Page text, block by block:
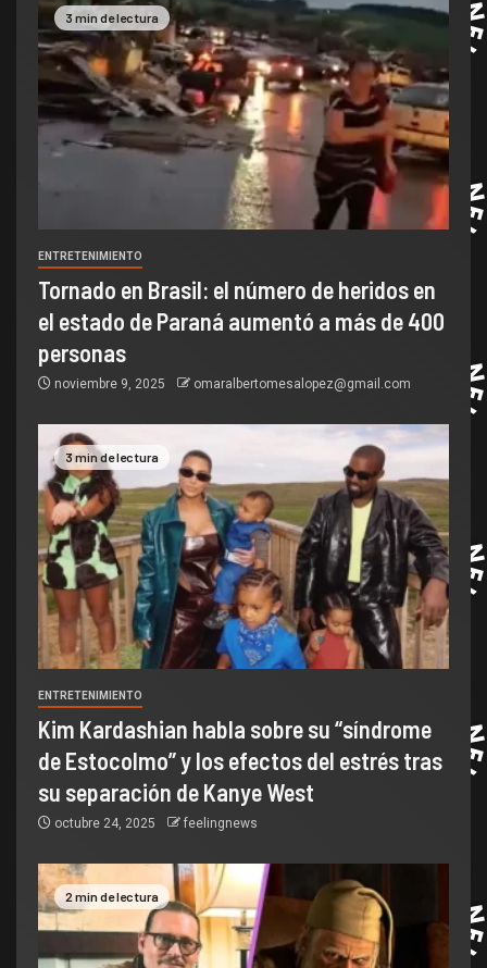
3 min de lectura
ENTRETENIMIENTO
Tornado en Brasil: el número de heridos en
el estado de Paraná aumentó a más de 400
personas
noviembre 9, 2025 omaralbertomesalopez@gmail.com
3 min de lectura
ENTRETENIMIENTO
Kim Kardashian habla sobre su “síndrome
de Estocolmo” y los efectos del estrés tras
su separación de Kanye West
octubre 24, 2025 feelingnews
2 min de lectura